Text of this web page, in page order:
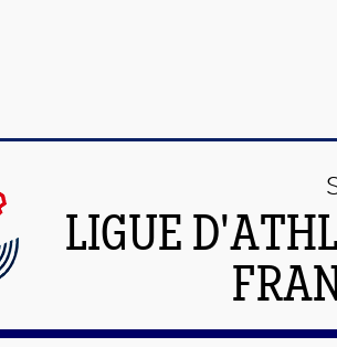
LIGUE